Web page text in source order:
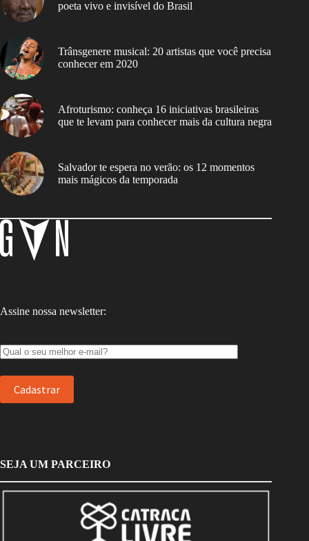
poeta vivo e invisível do Brasil
Trânsgenere musical: 20 artistas que você precisa
conhecer em 2020
Afroturismo: conheça 16 iniciativas brasileiras
que te levam para conhecer mais da cultura negra
Salvador te espera no verão: os 12 momentos
mais mágicos da temporada
Assine nossa newsletter:
SEJA UM PARCEIRO